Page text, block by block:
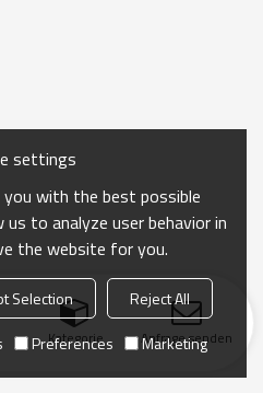
Kategorie Anfrage senden
settings
with the best possible
us to analyze user behavior in
the website for you.
Selection
Reject All
Preferences Marketing